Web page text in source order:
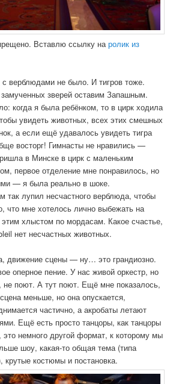
Вставлю ссылку наролик из
с верблюдами не было. И тигров тоже.
зверей оставим Запашным.
когда я была ребёнком, то в цирк ходила
увидеть животных, всех этих смешных
а если ещё удавалось увидеть тигра
восторг! Гимнасты не нравились —
в Минске в цирк с маленьким
первое отделение мне понравилось, но
— я была реально в шоке.
так лупил несчастного верблюда, чтобы
что мне хотелось лично выбежать на
хлыстом по мордасам. Какое счастье,
нет несчастных животных.
движение сцены — ну… это грандиозно.
оперное пение. У нас живой оркестр, но
не поют. А тут поют. Ещё мне показалось,
меньше, но она опускается,
частично, а акробаты летают
Ещё есть просто танцоры, как танцоры
немного другой формат, к которому мы
шоу, какая-то общая тема (типа
крутые костюмы и постановка.